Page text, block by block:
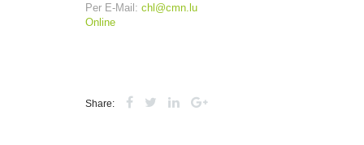
Per E-Mail: chl@cmn.lu
Online
Share: